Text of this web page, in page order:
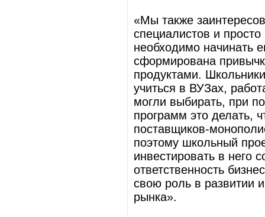
«Мы также
специалистов и
необходимо начинать
сформирована
продуктами.
учиться в ВУЗах,
могли выбирать, при
программ это делать,
поставщиков-
поэтому школьный
инвестировать в него
ответственность
свою роль в развитии
рынка».